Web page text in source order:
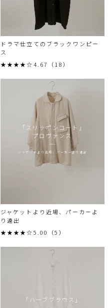
ドラマ仕立てのブラックワンピー
ス
★★★★☆4.67（18）
「スリッポンコート」
プロヴァンス
ジャケットより近場、パーカーより遠出
ジャケットより近場、パーカーよ
り遠出
★★★★☆5.00（5）
「ハーブブラウス」